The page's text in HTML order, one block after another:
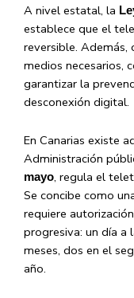
A nivel estatal, la
establece que el
reversible. Además,
medios necesarios,
garantizar la
desconexión digital.
En Canarias existe
Administración
mayo, regula el
Se concibe como
requiere
progresiva: un día a
meses, dos en el
año.